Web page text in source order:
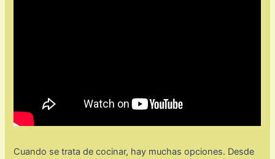
Cuando se trata de cocinar, hay muchas opciones. Desde